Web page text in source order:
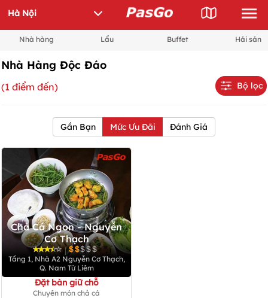
Nhà hàng Lẩu Buffet Hải sản
Nhà Hàng Độc Đáo
(1 điểm đến) Bộ lọc
Gần Bạn Mức Ưu Đãi Đánh Giá
Chả Cá Ngon - Nguyễn
Cơ Thạch
|
Tầng 1, Nhà A2 Nguyễn Cơ Thạch,
Q. Nam Từ Liêm
Đặt bàn giữ chỗ
Chuyên món chả cá